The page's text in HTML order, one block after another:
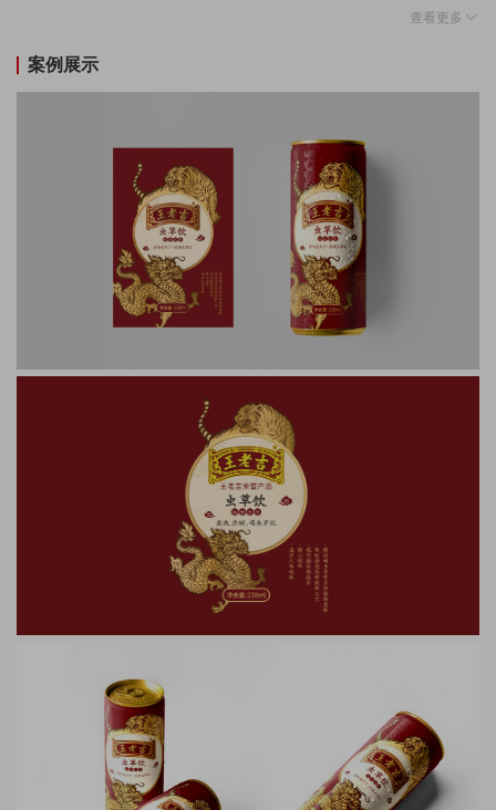
费购买。 当率真跳脱的文字风格+风格化的视觉画面呈现，品牌建设自然完整而
亮眼！
查看更多
案例展示